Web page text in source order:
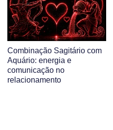
Combinação Sagitário com
Aquário: energia e
comunicação no
relacionamento